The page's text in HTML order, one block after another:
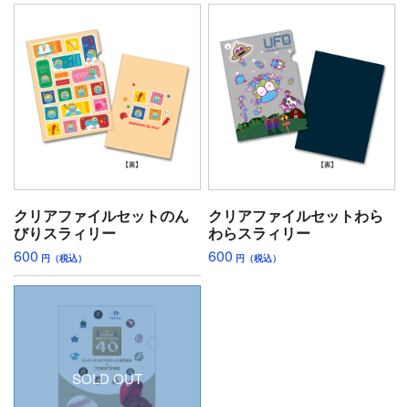
クリアファイルセットのん
びりスラィリー
600 円（税込）
クリアファイルセットわら
わらスラィリー
600 円（税込）
SOLD OUT